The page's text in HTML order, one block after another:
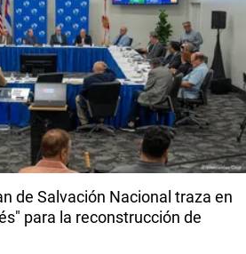
de Salvación Nacional traza en
para la reconstrucción de